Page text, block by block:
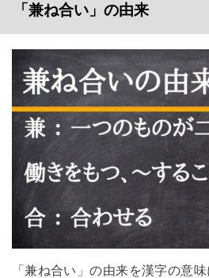
「兼ね合い」の由来
「兼ね合い」の由来を漢字の意